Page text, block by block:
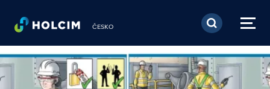
Přejít k hlavnímu
ČESKO